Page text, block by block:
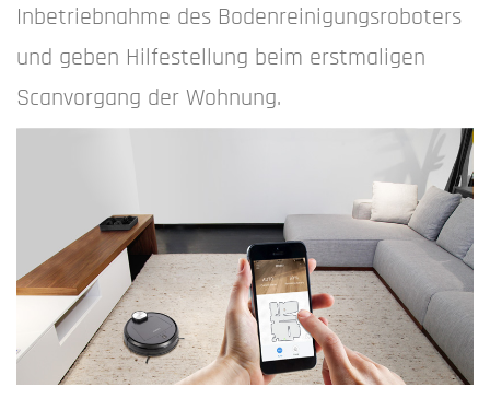
Inbetriebnahme des Bodenreinigungsroboters
und geben Hilfestellung beim erstmaligen
Scanvorgang der Wohnung.